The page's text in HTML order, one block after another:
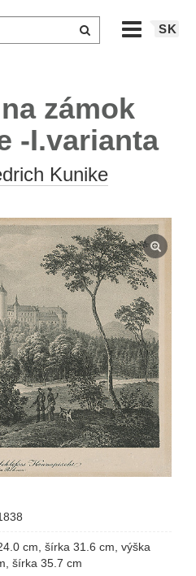
SK
zámok
-I.varianta
Kunike
cm, šírka 31.6 cm, výška
šírka 35.7 cm